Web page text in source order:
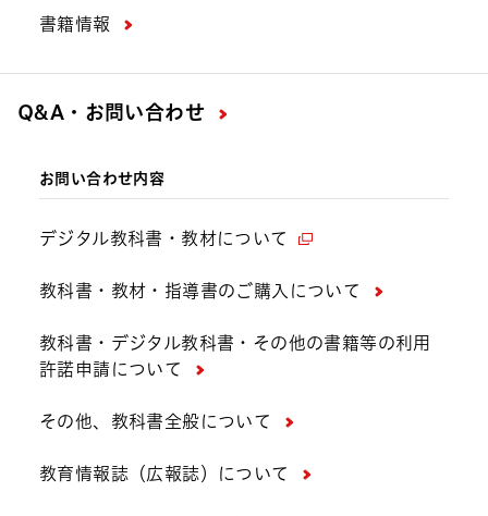
書籍情報
Q&A・お問い合わせ
お問い合わせ内容
デジタル教科書・教材について
教科書・教材・指導書のご購入について
教科書・デジタル教科書・その他の書籍等の利用
許諾申請について
その他、教科書全般について
教育情報誌（広報誌）について